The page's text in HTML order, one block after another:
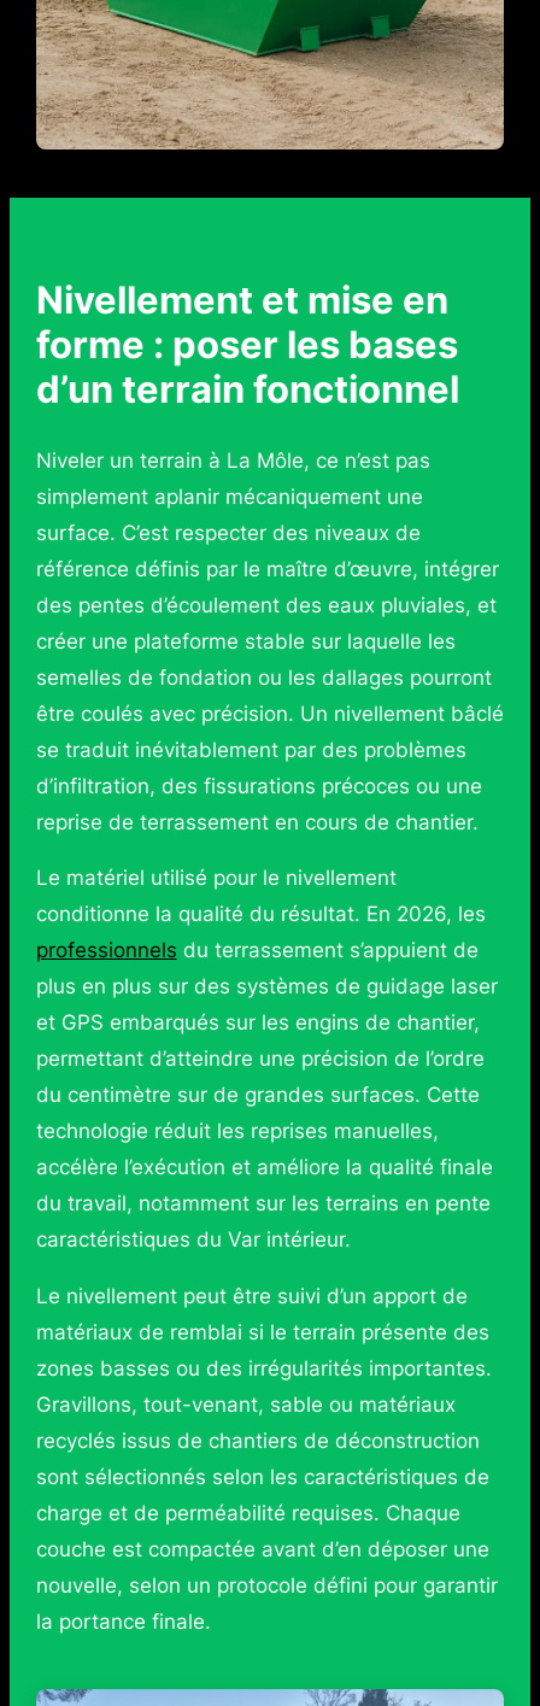
Nivellement et mise en
forme : poser les bases
d’un terrain fonctionnel
Niveler un terrain à La Môle, ce n’est pas
simplement aplanir mécaniquement une
surface. C’est respecter des niveaux de
référence définis par le maître d’œuvre, intégrer
des pentes d’écoulement des eaux pluviales, et
créer une plateforme stable sur laquelle les
semelles de fondation ou les dallages pourront
être coulés avec précision. Un nivellement bâclé
se traduit inévitablement par des problèmes
d’infiltration, des fissurations précoces ou une
reprise de terrassement en cours de chantier.
Le matériel utilisé pour le nivellement
conditionne la qualité du résultat. En 2026, les
professionnels du terrassement s’appuient de
plus en plus sur des systèmes de guidage laser
et GPS embarqués sur les engins de chantier,
permettant d’atteindre une précision de l’ordre
du centimètre sur de grandes surfaces. Cette
technologie réduit les reprises manuelles,
accélère l’exécution et améliore la qualité finale
du travail, notamment sur les terrains en pente
caractéristiques du Var intérieur.
Le nivellement peut être suivi d’un apport de
matériaux de remblai si le terrain présente des
zones basses ou des irrégularités importantes.
Gravillons, tout-venant, sable ou matériaux
recyclés issus de chantiers de déconstruction
sont sélectionnés selon les caractéristiques de
charge et de perméabilité requises. Chaque
couche est compactée avant d’en déposer une
nouvelle, selon un protocole défini pour garantir
la portance finale.